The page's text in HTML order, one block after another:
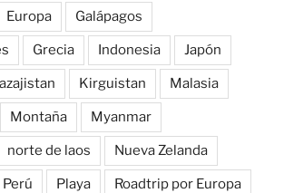
Europa Galápagos
Grecia Indonesia Japón
Kirguistan Malasia
Montaña Myanmar
norte de laos Nueva Zelanda
Perú Playa Roadtrip por Europa